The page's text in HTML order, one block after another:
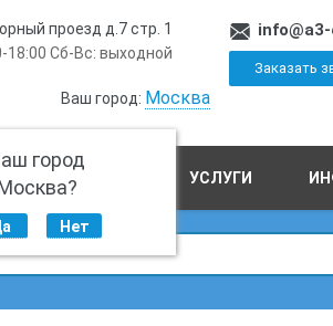
проезд д.7 стр. 1
18:00 Сб-Вс: выходной
Ваш город: Москва
город
Нет
Заказать
ПРОИЗВОДСТВО УСЛУГИ